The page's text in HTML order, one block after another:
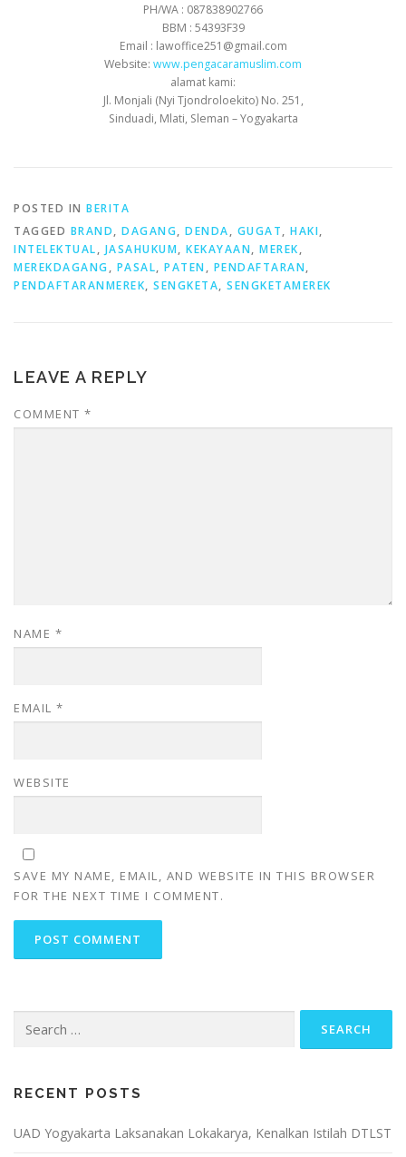
PH/WA : 087838902766
BBM : 54393F39
Email : lawoffice251@gmail.com
Website: www.pengacaramuslim.com
alamat kami:
Jl. Monjali (Nyi Tjondroloekito) No. 251,
Sinduadi, Mlati, Sleman – Yogyakarta
POSTED IN BERITA
TAGGED BRAND, DAGANG, DENDA, GUGAT, HAKI,
INTELEKTUAL, JASAHUKUM, KEKAYAAN, MEREK,
MEREKDAGANG, PASAL, PATEN, PENDAFTARAN,
PENDAFTARANMEREK, SENGKETA, SENGKETAMEREK
LEAVE A REPLY
COMMENT *
NAME *
EMAIL *
WEBSITE
SAVE MY NAME, EMAIL, AND WEBSITE IN THIS BROWSER
FOR THE NEXT TIME I COMMENT.
for:
RECENT POSTS
UAD Yogyakarta Laksanakan Lokakarya, Kenalkan Istilah DTLST